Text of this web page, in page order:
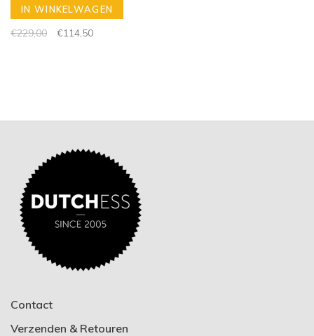
IN WINKELWAGEN
€229,00 €114,50
Contact
Verzenden & Retouren